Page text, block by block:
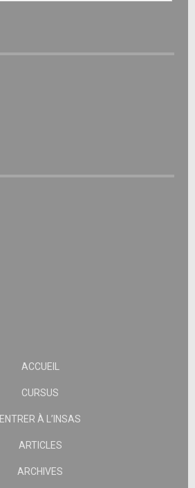
ACCUEIL
CURSUS
ENTRER À L’INSAS
ARTICLES
ARCHIVES